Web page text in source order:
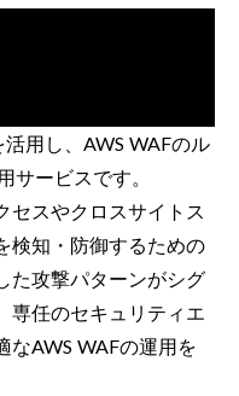
用し、AWS WAFのル
サービスです。
セスやクロスサイトス
検知・防御するための
た攻撃パターンがシグ
専任のセキュリティエ
なAWS WAFの運用を